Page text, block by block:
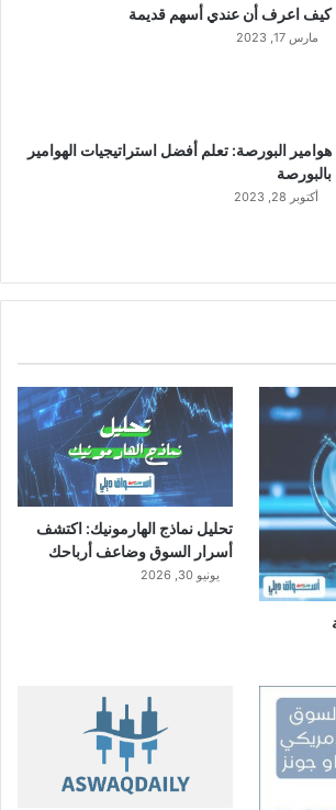
كيف اعرف أن عندي أسهم قديمة
مارس 17, 2023
هوامير البورصة: تعلم أفضل استراتيجيات الهوامير
بالبورصة
أكتوبر 28, 2023
تحليل نماذج الهارمونيك: اكتشف
أسرار السوق وضاعف أرباحك
يونيو 30, 2026